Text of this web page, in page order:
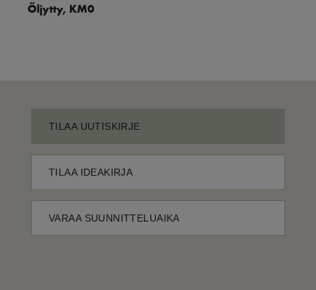
Öljytty, KM0
TILAA UUTISKIRJE
TILAA IDEAKIRJA
VARAA SUUNNITTELUAIKA